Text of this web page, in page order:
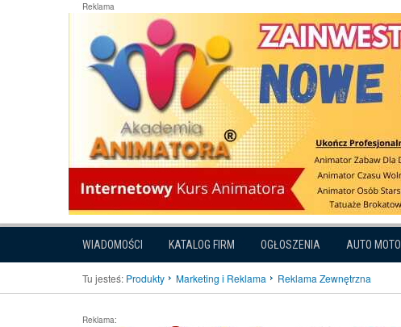
Reklama
WIADOMOŚCI KATALOG FIRM OGŁOSZENIA AUTO MOTO
Tu jesteś: Produkty Marketing i Reklama Reklama Zewnętrzna
Reklama: